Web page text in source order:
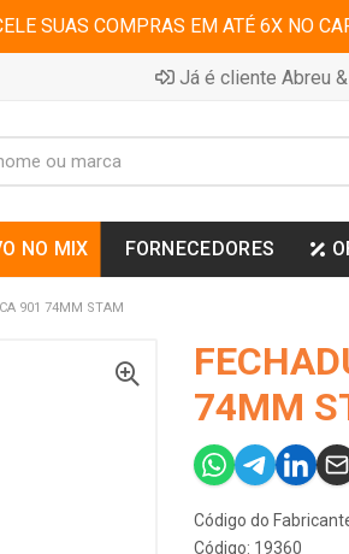
SUAS COMPRAS EM ATÉ 6X NO
Já é cliente Abreu
NO MIX FORNECEDORES
901 74MM STAM
74MM
Código do
Código: 19360